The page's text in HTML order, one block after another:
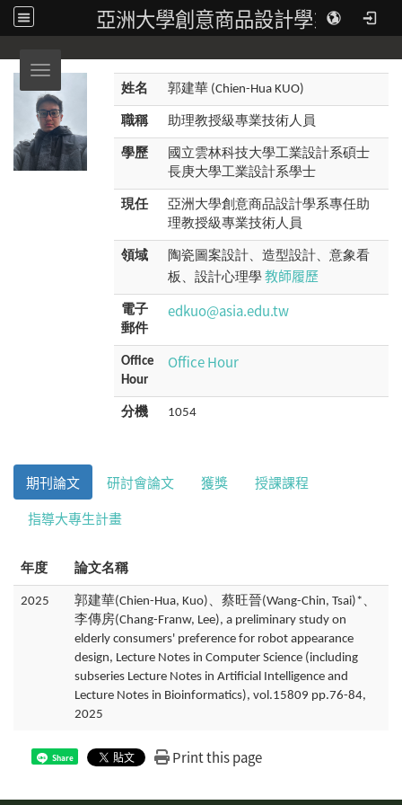
亞洲大學創意商品設計學系
Toggle navigation
姓名 郭建華 (Chien-Hua KUO)
職稱 助理教授級專業技術人員
學歷
國立雲林科技大學工業設計系碩士
長庚大學工業設計系學士
現任
亞洲大學創意商品設計學系專任助
理教授級專業技術人員
領域
陶瓷圖案設計、造型設計、意象看
板、設計心理學 教師履歷
電子
郵件
edkuo@asia.edu.tw
Office
Hour
Office Hour
分機 1054
期刊論文 研討會論文 獲獎
授課課程
指導大專生計畫
年度 論文名稱
2025
郭建華(Chien-Hua, Kuo)、蔡旺晉(Wang-Chin, Tsai)*、
李傳房(Chang-Franw, Lee), a preliminary study on
elderly consumers' preference for robot appearance
design, Lecture Notes in Computer Science (including
subseries Lecture Notes in Artificial Intelligence and
Lecture Notes in Bioinformatics), vol.15809 pp.76-84,
2025
Share Print this page